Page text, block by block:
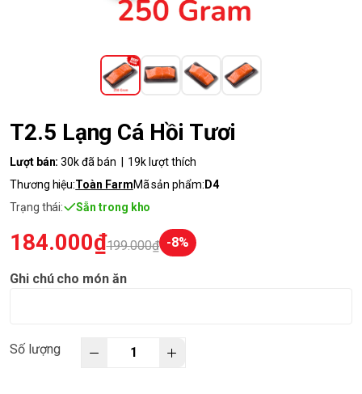
T2.5 Lạng Cá Hồi Tươi
Lượt bán: 30k đã bán | 19k lượt thích
Thương hiệu:Toàn FarmMã sản phẩm: D4
Trạng thái:
Sẵn trong kho
184.000₫199.000₫ -8%
Ghi chú cho món ăn
Số lượng